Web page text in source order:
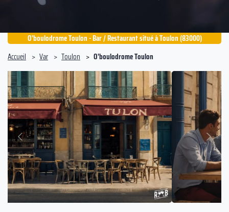
O'boulodrome Toulon - Bar / Restaurant situé à Toulon (83000)
Accueil
Var Toulon O'boulodrome Toulon
Précédent
Suivant